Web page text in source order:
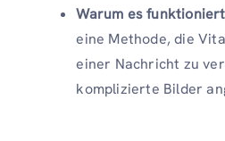
Warum es
eine Methode, die
einer Nachricht zu
komplizierte Bilder